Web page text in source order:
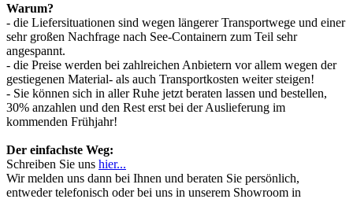
Warum?
- die Liefersituationen sind wegen längerer Transportwege und einer
sehr großen Nachfrage nach See-Containern zum Teil sehr
angespannt.
- die Preise werden bei zahlreichen Anbietern vor allem wegen der
gestiegenen Material- als auch Transportkosten weiter steigen!
- Sie können sich in aller Ruhe jetzt beraten lassen und bestellen,
30% anzahlen und den Rest erst bei der Auslieferung im
kommenden Frühjahr!
Der einfachste Weg:
Schreiben Sie uns hier...
Wir melden uns dann bei Ihnen und beraten Sie persönlich,
entweder telefonisch oder bei uns in unserem Showroom in